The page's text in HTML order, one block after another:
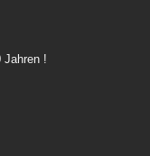
Jahren !